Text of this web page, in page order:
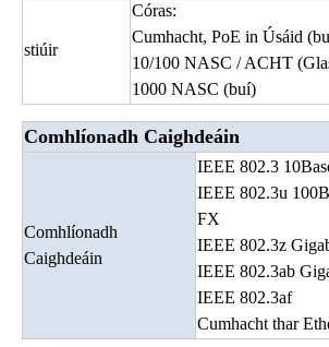
stiúir
Córas:
Cumhacht, PoE in Úsáid
10/100 NASC / ACHT
1000 NASC (buí)
Comhlíonadh Caighdeáin
Comhlíonadh
Caighdeáin
IEEE 802.3
IEEE 802.3u
FX
IEEE 802.3z
IEEE 802.3ab
IEEE 802.3af
Cumhacht thar